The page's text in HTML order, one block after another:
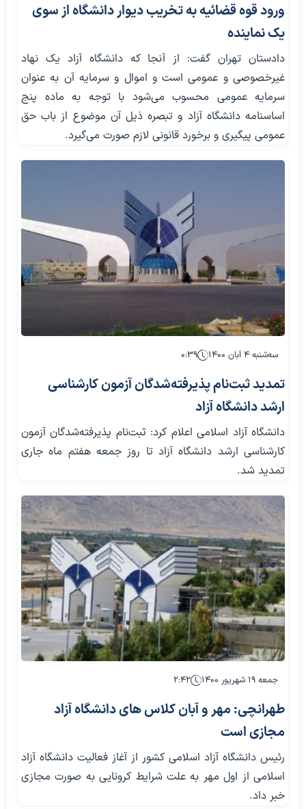
ورود قوه قضائیه به تخریب دیوار دانشگاه از سوی
یک نماینده
دادستان تهران گفت: از آنجا که دانشگاه آزاد یک نهاد
غیرخصوصی و عمومی است و اموال و سرمایه آن به عنوان
سرمایه عمومی محسوب می‌شود با توجه به ماده پنج
اساسنامه دانشگاه آزاد و تبصره ذیل آن موضوع از باب حق
عمومی پیگیری و برخورد قانونی لازم صورت می‌گیرد.
سه‌شنبه ۴ آبان ۱۴۰۰ ۰:۳۹
تمدید ثبت‌نام پذیرفته‌شدگان آزمون کارشناسی
ارشد دانشگاه آزاد
دانشگاه آزاد اسلامی اعلام کرد: ثبت‌نام پذیرفته‌شدگان آزمون
کارشناسی ارشد دانشگاه آزاد تا روز جمعه هفتم ماه جاری
تمدید شد.
جمعه ۱۹ شهریور ۱۴۰۰ ۲:۴۲
طهرانچی: مهر و آبان کلاس های دانشگاه آزاد
مجازی است
رئیس دانشگاه آزاد اسلامی کشور از آغاز فعالیت دانشگاه آزاد
اسلامی از اول مهر به علت شرایط کرونایی به صورت مجازی
خبر داد.